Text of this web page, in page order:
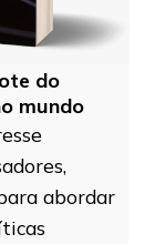
do
mundo
abordar